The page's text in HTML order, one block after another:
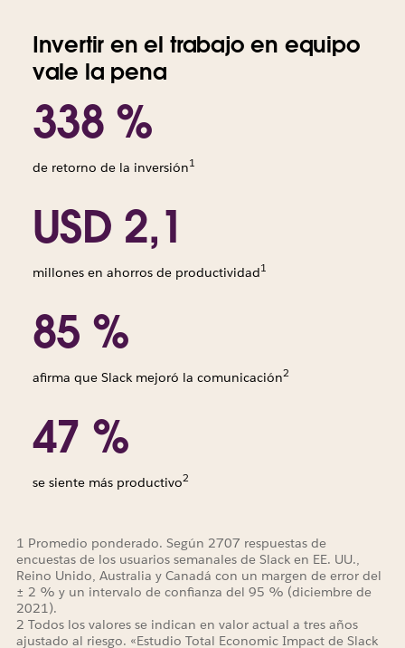
Invertir en el trabajo en equipo
vale la pena
338 %
de retorno de la inversión1
USD 2,1
millones en ahorros de productividad1
85 %
afirma que Slack mejoró la comunicación2
47 %
se siente más productivo2
1 Promedio ponderado. Según 2707 respuestas de
encuestas de los usuarios semanales de Slack en EE. UU.,
Reino Unido, Australia y Canadá con un margen de error del
± 2 % y un intervalo de confianza del 95 % (diciembre de
2021).
2 Todos los valores se indican en valor actual a tres años
ajustado al riesgo. «Estudio Total Economic Impact de Slack